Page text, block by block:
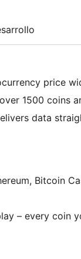
price
1500 coins
data
Bitcoin
– every coin